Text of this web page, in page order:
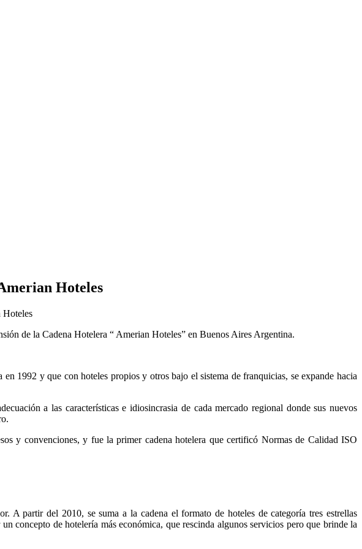
Hoteles
Hoteles
de la Cadena Hotelera “ Amerian Hoteles” en Buenos Aires Argentina.
1992 y que con hoteles propios y otros bajo el sistema de franquicias, se expande hacia
a las características e idiosincrasia de cada mercado regional donde sus nuevos
y convenciones, y fue la primer cadena hotelera que certificó Normas de Calidad ISO
partir del 2010, se suma a la cadena el formato de hoteles de categoría tres estrellas
concepto de hotelería más económica, que rescinda algunos servicios pero que brinde la